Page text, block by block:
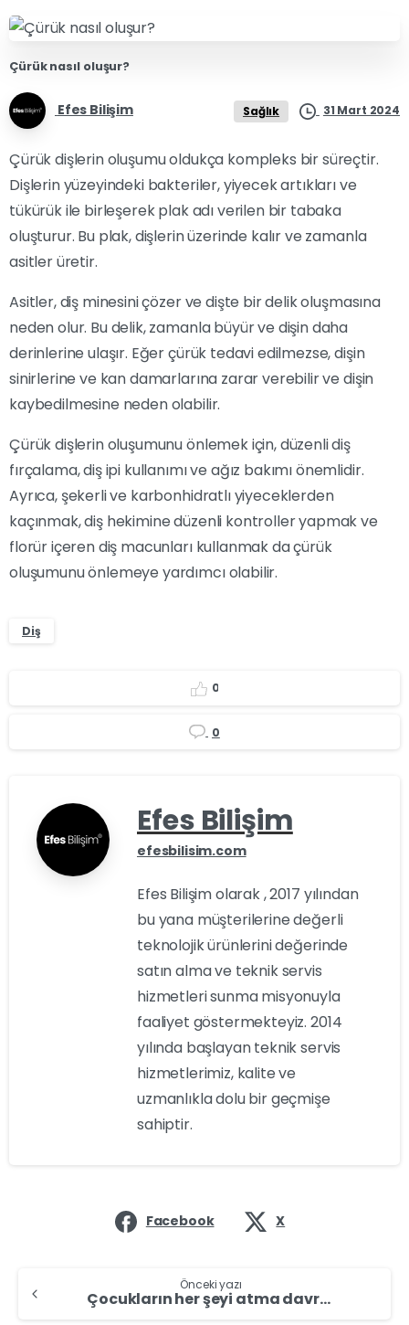
Çürük nasıl oluşur?
Efes Bilişim Sağlık 31 Mart 2024
Çürük dişlerin oluşumu oldukça kompleks bir süreçtir.
Dişlerin yüzeyindeki bakteriler, yiyecek artıkları ve
tükürük ile birleşerek plak adı verilen bir tabaka
oluşturur. Bu plak, dişlerin üzerinde kalır ve zamanla
asitler üretir.
Asitler, diş minesini çözer ve dişte bir delik oluşmasına
neden olur. Bu delik, zamanla büyür ve dişin daha
derinlerine ulaşır. Eğer çürük tedavi edilmezse, dişin
sinirlerine ve kan damarlarına zarar verebilir ve dişin
kaybedilmesine neden olabilir.
Çürük dişlerin oluşumunu önlemek için, düzenli diş
fırçalama, diş ipi kullanımı ve ağız bakımı önemlidir.
Ayrıca, şekerli ve karbonhidratlı yiyeceklerden
kaçınmak, diş hekimine düzenli kontroller yapmak ve
florür içeren diş macunları kullanmak da çürük
oluşumunu önlemeye yardımcı olabilir.
Diş
0
0
Efes Bilişim
efesbilisim.com
Efes Bilişim olarak , 2017 yılından
bu yana müşterilerine değerli
teknolojik ürünlerini değerinde
satın alma ve teknik servis
hizmetleri sunma misyonuyla
faaliyet göstermekteyiz. 2014
yılında başlayan teknik servis
hizmetlerimiz, kalite ve
uzmanlıkla dolu bir geçmişe
sahiptir.
Facebook X
Önceki yazı
Çocukların her şeyi atma davranışı;